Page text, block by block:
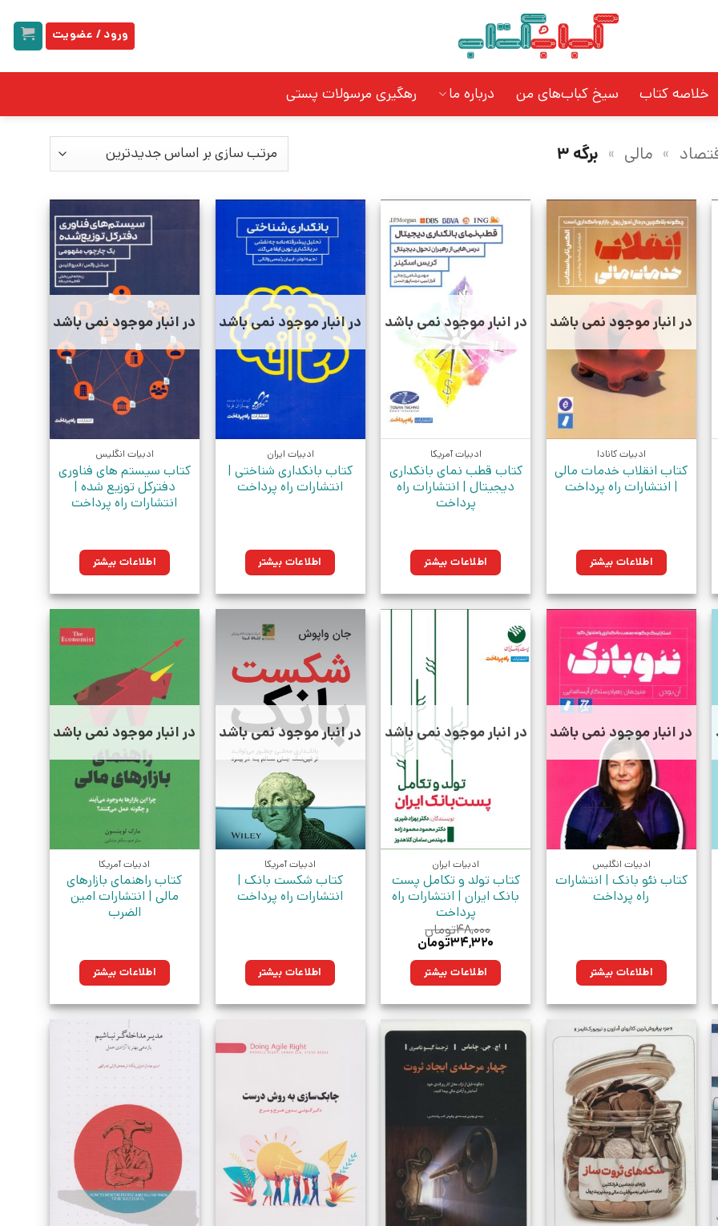
ورود / عضویت
خلاصه کتاب سیخ کباب‌های من درباره ما رهگیری مرسولات پستی
» مالی » برگه 3
در انبار موجود نمی باشد
ادبیات کانادا
کتاب انقلاب خدمات مالی
| انتشارات راه پرداخت
اطلاعات بیشتر
در انبار موجود نمی باشد
ادبیات آمریکا
کتاب قطب نمای بانکداری
دیجیتال | انتشارات راه
پرداخت
اطلاعات بیشتر
در انبار موجود نمی باشد
ادبیات ایران
کتاب بانکداری شناختی |
انتشارات راه پرداخت
اطلاعات بیشتر
در انبار موجود نمی باشد
ادبیات انگلیس
کتاب سیستم های فناوری
دفترکل توزیع شده |
انتشارات راه پرداخت
اطلاعات بیشتر
در انبار موجود نمی باشد
ادبیات انگلیس
کتاب نئو بانک | انتشارات
راه پرداخت
اطلاعات بیشتر
در انبار موجود نمی باشد
ادبیات ایران
کتاب تولد و تکامل پست
بانک ایران | انتشارات راه
پرداخت
۴۸,۰۰۰تومان
قیمت
۴۸,۰۰۰تومان
بود.
۳۴,۳۲۰تومانقیمت
۳۴,۳۲۰تومان. اطلاعات بیشتر
در انبار موجود نمی باشد
ادبیات آمریکا
کتاب شکست بانک |
انتشارات راه پرداخت
اطلاعات بیشتر
در انبار موجود نمی باشد
ادبیات آمریکا
کتاب راهنمای بازارهای
مالی | انتشارات امین
الضرب
اطلاعات بیشتر